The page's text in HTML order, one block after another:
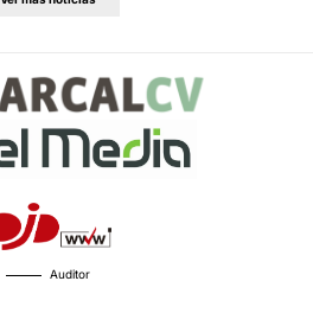
Auditor